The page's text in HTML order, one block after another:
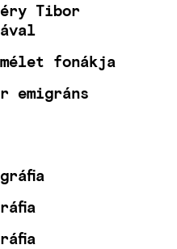
Tibor
fonákja
emigráns